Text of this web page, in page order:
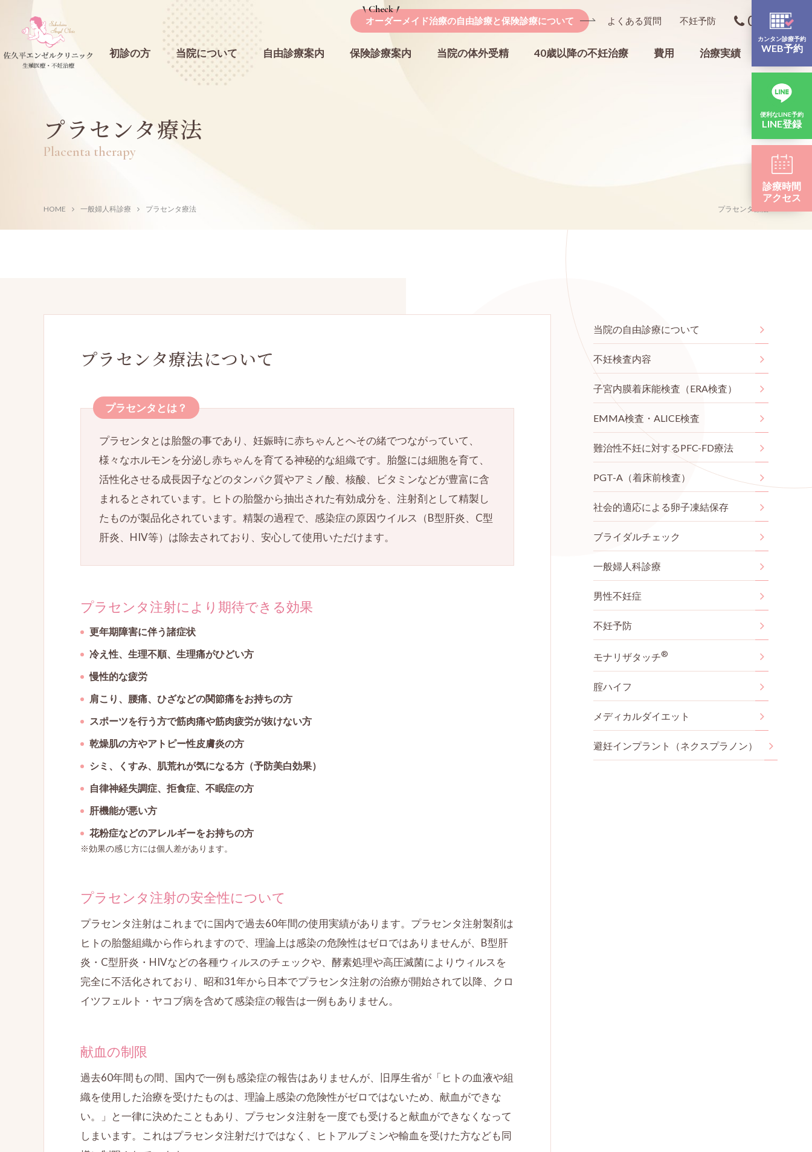
オーダーメイド治療の自由診療と保険診療について よくある質問 不妊予防 0267-67-
初診の方 当院について
当院について
院内設備のご紹介
自由診療案内
自由診療案内
当院の自由診療について
難治性不妊に対するPFC-FD療法
モナリザタッチ
保険診療案内 当院の体外受精 40歳以降の不妊治療 費用 治療実績 一般婦人
カンタン診療予約
WEB予約
便利なLINE予約
LINE登録
診療時間
アクセス
プラセンタ療法
プラセンタ療法
Placenta therapy
HOME 一般婦人科診療 プラセンタ療法
プラセンタ療法について
プラセンタとは？
プラセンタとは胎盤の事であり、妊娠時に赤ちゃんとへその緒でつながっていて、
様々なホルモンを分泌し赤ちゃんを育てる神秘的な組織です。胎盤には細胞を育て、
活性化させる成長因子などのタンパク質やアミノ酸、核酸、ビタミンなどが豊富に含
まれるとされています。ヒトの胎盤から抽出された有効成分を、注射剤として精製し
たものが製品化されています。精製の過程で、感染症の原因ウイルス（B型肝炎、C型
肝炎、HIV等）は除去されており、安心して使用いただけます。
プラセンタ注射により期待できる効果
更年期障害に伴う諸症状
冷え性、生理不順、生理痛がひどい方
慢性的な疲労
肩こり、腰痛、ひざなどの関節痛をお持ちの方
スポーツを行う方で筋肉痛や筋肉疲労が抜けない方
乾燥肌の方やアトピー性皮膚炎の方
シミ、くすみ、肌荒れが気になる方（予防美白効果）
自律神経失調症、拒食症、不眠症の方
肝機能が悪い方
花粉症などのアレルギーをお持ちの方
※効果の感じ方には個人差があります。
プラセンタ注射の安全性について
プラセンタ注射はこれまでに国内で過去60年間の使用実績があります。プラセンタ注射製剤は
ヒトの胎盤組織から作られますので、理論上は感染の危険性はゼロではありませんが、B型肝
炎・C型肝炎・HIVなどの各種ウィルスのチェックや、酵素処理や高圧滅菌によりウィルスを
完全に不活化されており、昭和31年から日本でプラセンタ注射の治療が開始されて以降、クロ
イツフェルト・ヤコブ病を含めて感染症の報告は一例もありません。
献血の制限
過去60年間もの間、国内で一例も感染症の報告はありませんが、旧厚生省が「ヒトの血液や組
織を使用した治療を受けたものは、理論上感染の危険性がゼロではないため、献血ができな
い。」と一律に決めたこともあり、プラセンタ注射を一度でも受けると献血ができなくなって
しまいます。これはプラセンタ注射だけではなく、ヒトアルブミンや輸血を受けた方なども同
当院の自由診療について
不妊検査内容
子宮内膜着床能検査（ERA検査）
EMMA検査・ALICE検査
難治性不妊に対するPFC-FD療法
PGT-A（着床前検査）
社会的適応による卵子凍結保存
ブライダルチェック
一般婦人科診療
男性不妊症
不妊予防
モナリザタッチ®
腟ハイフ
メディカルダイエット
避妊インプラント（ネクスプラノン）